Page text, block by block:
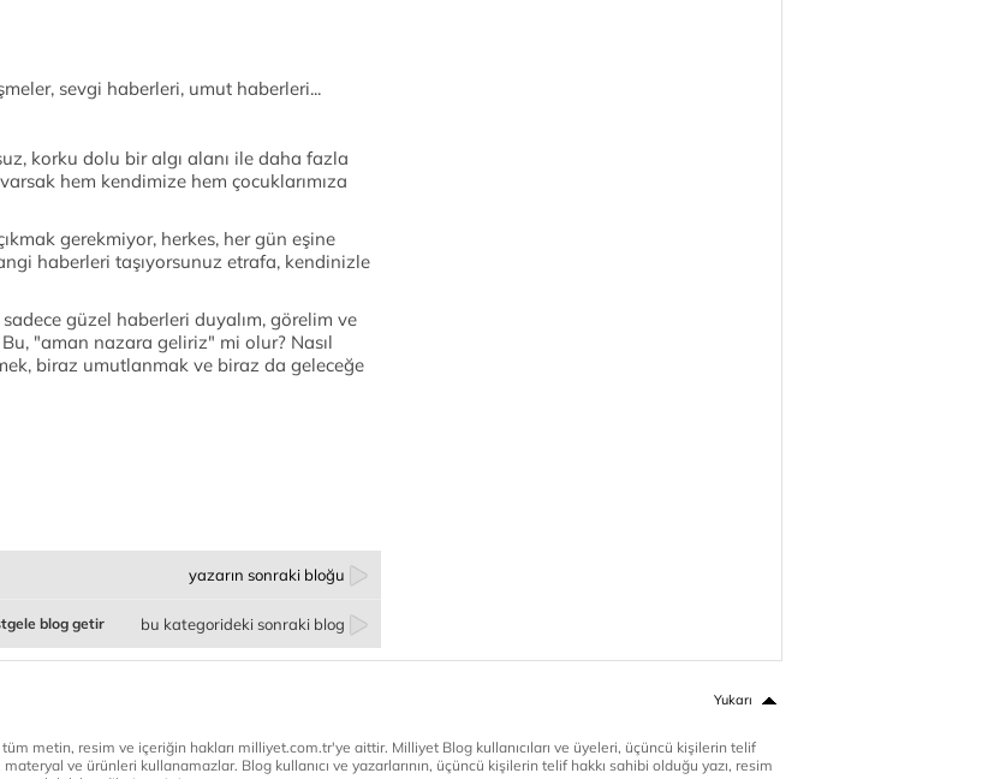
sevgi haberleri, umut haberleri...
korku dolu bir algı alanı ile daha fazla
hem kendimize hem çocuklarımıza
gerekmiyor, herkes, her gün eşine
haberleri taşıyorsunuz etrafa, kendinizle
güzel haberleri duyalım, görelim ve
Bu, "aman nazara geliriz" mi olur? Nasıl
biraz umutlanmak ve biraz da geleceğe
yazarın sonraki bloğu
bu kategorideki sonraki blog
blog getir
Yukarı
tüm metin, resim ve içeriğin hakları milliyet.com.tr'ye aittir. Milliyet Blog kullanıcıları ve üyeleri, üçüncü kişilerin telif
ve ürünleri kullanamazlar. Blog kullanıcı ve yazarlarının, üçüncü kişilerin telif hakkı sahibi olduğu yazı, resim